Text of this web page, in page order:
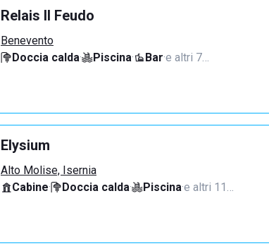
Relais Il Feudo
Benevento
Doccia calda· Piscina· Bar·e altri 7…
Elysium
Alto Molise, Isernia
Cabine· Doccia calda· Piscina·e altri 11…